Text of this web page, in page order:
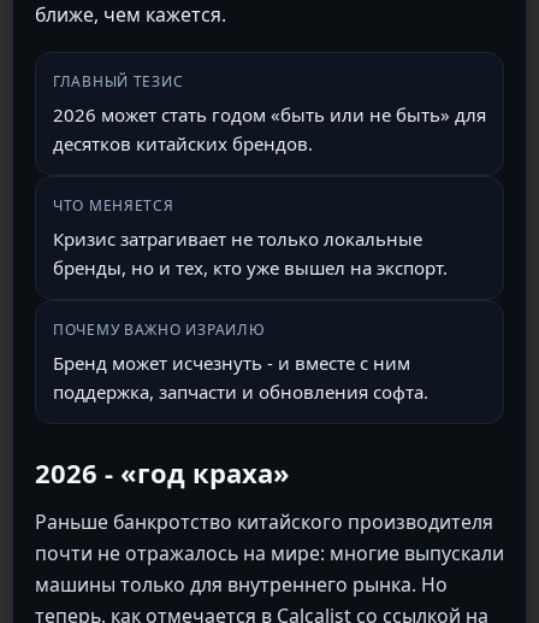
ближе, чем кажется.
ГЛАВНЫЙ ТЕЗИС
2026 может стать годом «быть или не быть» для
десятков китайских брендов.
ЧТО МЕНЯЕТСЯ
Кризис затрагивает не только локальные
бренды, но и тех, кто уже вышел на экспорт.
ПОЧЕМУ ВАЖНО ИЗРАИЛЮ
Бренд может исчезнуть - и вместе с ним
поддержка, запчасти и обновления софта.
2026 - «год краха»
Раньше банкротство китайского производителя
почти не отражалось на мире: многие выпускали
машины только для внутреннего рынка. Но
теперь, как отмечается в Calcalist со ссылкой на